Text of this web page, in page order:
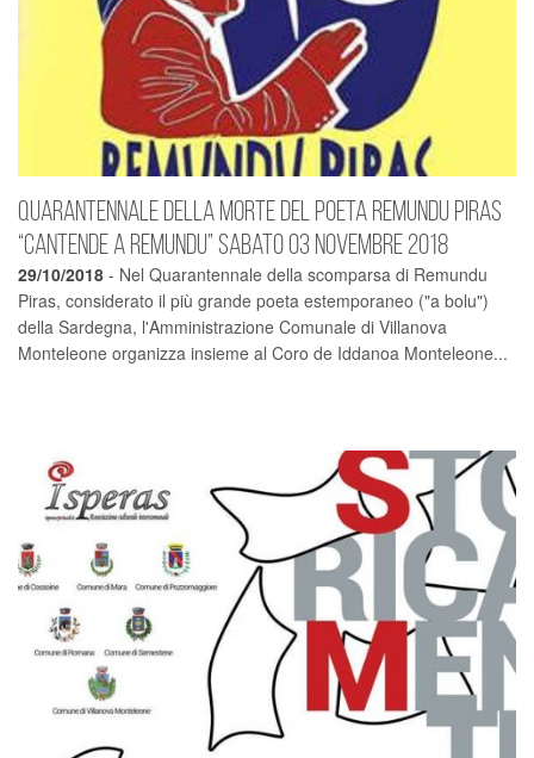
Quarantennale della morte del poeta Remundu Piras
“Cantende a Remundu” Sabato 03 novembre 2018
29/10/2018 - Nel Quarantennale della scomparsa di Remundu
Piras, considerato il più grande poeta estemporaneo ("a bolu")
della Sardegna, l'Amministrazione Comunale di Villanova
Monteleone organizza insieme al Coro de Iddanoa Monteleone...